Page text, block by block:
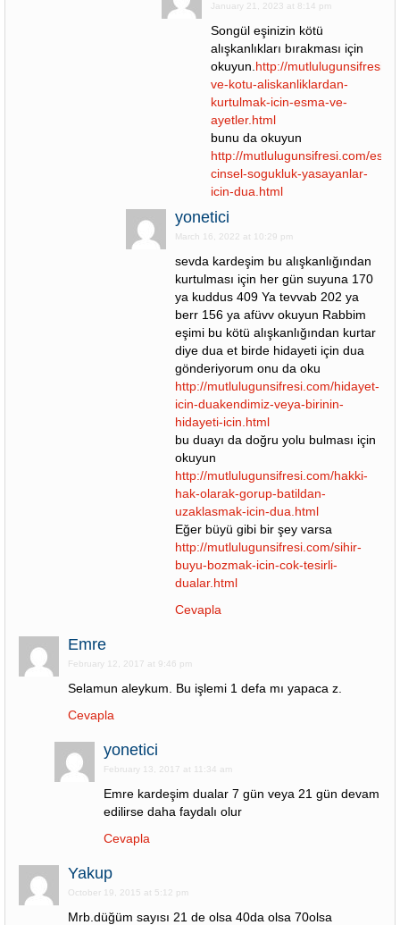
January 21, 2023 at 8:14 pm
Songül eşinizin kötü
alışkanlıkları bırakması için
okuyun. http://
ve-kotu-aliskanliklardan-
kurtulmak-icin-esma-ve-
ayetler.html
bunu da okuyun
http://mutlulugunsifresi.com/
cinsel-sogukluk-yasayanlar-
icin-dua.html
yonetici
March 16, 2022 at 10:29 pm
sevda kardeşim bu alışkanlığından
kurtulması için her gün suyuna 170
ya kuddus 409 Ya tevvab 202 ya
berr 156 ya afüvv okuyun Rabbim
eşimi bu kötü alışkanlığından kurtar
diye dua et birde hidayeti için dua
gönderiyorum onu da oku
http://mutlulugunsifresi.com/hidayet-
icin-duakendimiz-veya-birinin-
hidayeti-icin.html
bu duayı da doğru yolu bulması için
okuyun
http://mutlulugunsifresi.com/hakki-
hak-olarak-gorup-batildan-
uzaklasmak-icin-dua.html
Eğer büyü gibi bir şey varsa
http://mutlulugunsifresi.com/sihir-
buyu-bozmak-icin-cok-tesirli-
dualar.html
Cevapla
Emre
February 12, 2017 at 9:46 pm
Selamun aleykum. Bu işlemi 1 defa mı yapaca z.
Cevapla
yonetici
February 13, 2017 at 11:34 am
Emre kardeşim dualar 7 gün veya 21 gün devam
edilirse daha faydalı olur
Cevapla
Yakup
October 19, 2015 at 5:12 pm
Mrb.düğüm sayısı 21 de olsa 40da olsa 70olsa